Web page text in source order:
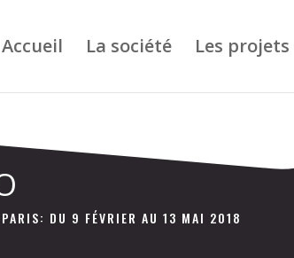
Accueil La société Les projets
DU 9 FÉVRIER AU 13 MAI 2018